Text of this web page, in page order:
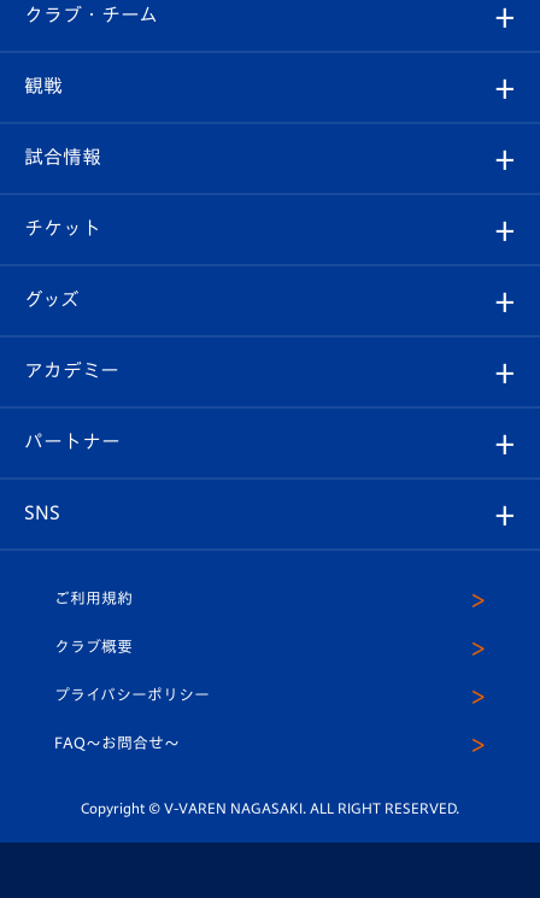
すべて
クラブ
試合情報
チケット
イベント
メディア
ホームタウン
クラブ・チーム
クラブ概要
エンブレム紹介
スタッフプロフィール
マスコット紹介
平和祈念活動
ホームタウン活動
観戦
観戦ルール
はじめての観戦ガイド
Revive Team
ヴィヴィくんの長崎おもてなしガイド
試合情報
試合日程/結果
フォトギャラリー
スタジアムグルメ
チケット
チケット
V-LOVERS（ファンクラブ）
プレイヤーズスイート
グッズ
オンラインショップ
店舗情報
アカデミー
育成からのお知らせ
U-18
スクール
パートナー
SNS
ヴィヴィくんインスタグラム
公式LINE＠
ご利用規約
クラブ概要
プライバシーポリシー
FAQ〜お問合せ〜
Copyright © V-VAREN NAGASAKI. ALL RIGHT RESERVED.